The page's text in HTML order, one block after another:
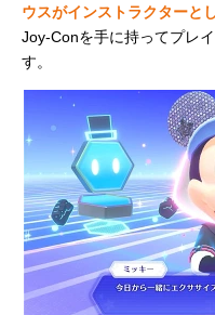
ウスがインストラクターと
Joy-Conを手に持ってプレ
す。